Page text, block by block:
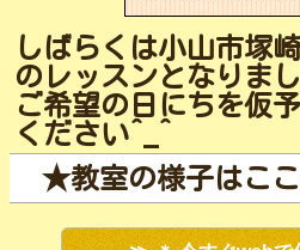
しばらくは小山市塚
のレッスンとなりま
ご希望の日にちを仮
ください^_^
★教室の様子はこ